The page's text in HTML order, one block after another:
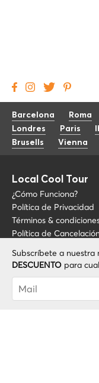
Subscríbete a
DESCUENTO para
Has sido
de promoción
Barcelona Roma
Londres
Paris
Brusells
Vienna
Local Cool Tour
¿Cómo Funciona?
Política de Privacidad
Términos &
Política de
Blog
Sobre LCT
FAQ
Conviértete en guía